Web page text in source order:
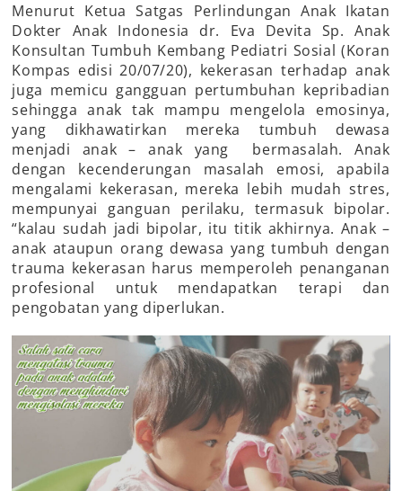
Menurut Ketua Satgas Perlindungan Anak Ikatan
Dokter Anak Indonesia dr. Eva Devita Sp. Anak
Konsultan Tumbuh Kembang Pediatri Sosial (Koran
Kompas edisi 20/07/20), kekerasan terhadap anak
juga memicu gangguan pertumbuhan kepribadian
sehingga anak tak mampu mengelola emosinya,
yang dikhawatirkan mereka tumbuh dewasa
menjadi anak – anak yang bermasalah. Anak
dengan kecenderungan masalah emosi, apabila
mengalami kekerasan, mereka lebih mudah stres,
mempunyai ganguan perilaku, termasuk bipolar.
“kalau sudah jadi bipolar, itu titik akhirnya. Anak –
anak ataupun orang dewasa yang tumbuh dengan
trauma kekerasan harus memperoleh penanganan
profesional untuk mendapatkan terapi dan
pengobatan yang diperlukan.